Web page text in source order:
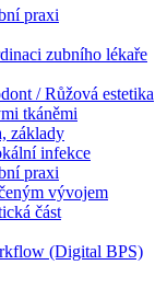
praxi
zubního lékaře
/ Růžová estetika
tkáněmi
základy
infekce
praxi
vývojem
část
(Digital BPS)